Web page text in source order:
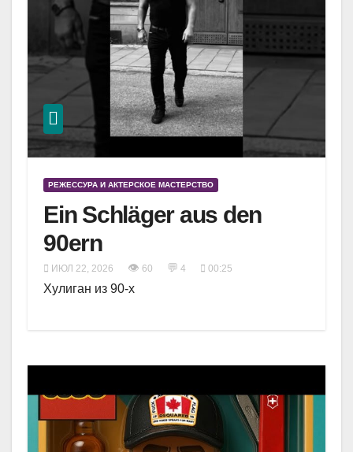
РЕЖЕССУРА И АКТЕРСКОЕ МАСТЕРСТВО
Ein Schläger aus den
90ern
ИЮЛ 22, 2026 👁 60 💬 4 00:25
Хулиган из 90-х